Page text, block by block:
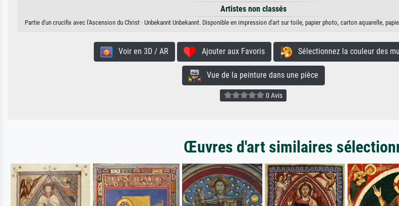
Artistes non classés
Partie d'un crucifix avec l'Ascension du Christ · Unbekannt Unbekannt. Disponible en impression d'art sur toile, papier photo, carton aquarelle,
Voir en 3D / AR Ajouter aux Favoris Sélectionnez la couleur des
Vue de la peinture dans une pièce
0 Avis
Œuvres d'art similaires